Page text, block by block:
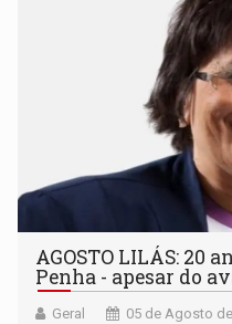
AGOSTO LILÁS: 20
Penha - apesar do
Geral 05 de Agosto